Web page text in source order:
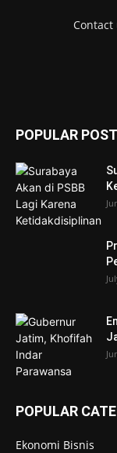
Contact
POPULAR
POPULAR
Ekonomi Bisnis